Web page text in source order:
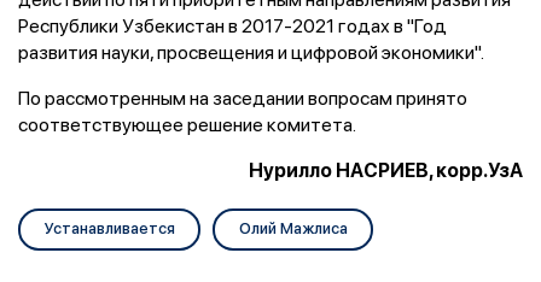
Республики Узбекистан в 2017-2021 годах в "Год
развития науки, просвещения и цифровой экономики".
По рассмотренным на заседании вопросам принято
соответствующее решение комитета.
Нурилло НАСРИЕВ, корр.УзА
Устанавливается Олий Мажлиса